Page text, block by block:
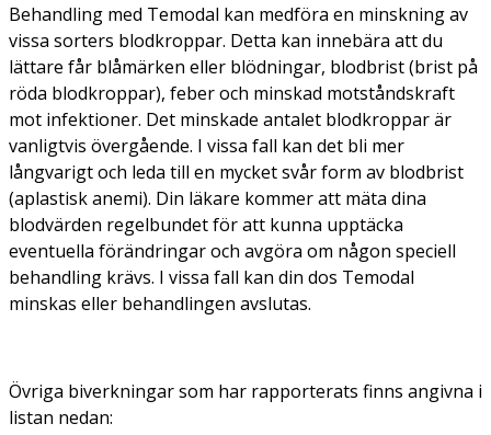
Behandling med Temodal kan medföra en minskning av
vissa sorters blodkroppar. Detta kan innebära att du
lättare får blåmärken eller blödningar, blodbrist (brist på
röda blodkroppar), feber och minskad motståndskraft
mot infektioner. Det minskade antalet blodkroppar är
vanligtvis övergående. I vissa fall kan det bli mer
långvarigt och leda till en mycket svår form av blodbrist
(aplastisk anemi). Din läkare kommer att mäta dina
blodvärden regelbundet för att kunna upptäcka
eventuella förändringar och avgöra om någon speciell
behandling krävs. I vissa fall kan din dos Temodal
minskas eller behandlingen avslutas.
Övriga biverkningar som har rapporterats finns angivna i
listan nedan: